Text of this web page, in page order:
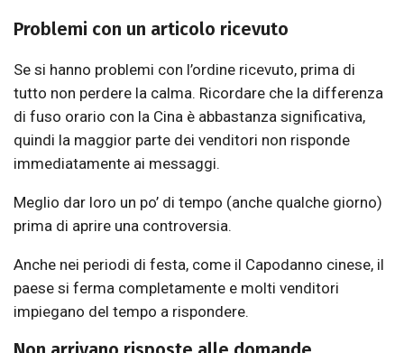
Problemi con un articolo ricevuto
Se si hanno problemi con l’ordine ricevuto, prima di
tutto non perdere la calma. Ricordare che la differenza
di fuso orario con la Cina è abbastanza significativa,
quindi la maggior parte dei venditori non risponde
immediatamente ai messaggi.
Meglio dar loro un po’ di tempo (anche qualche giorno)
prima di aprire una controversia.
Anche nei periodi di festa, come il Capodanno cinese, il
paese si ferma completamente e molti venditori
impiegano del tempo a rispondere.